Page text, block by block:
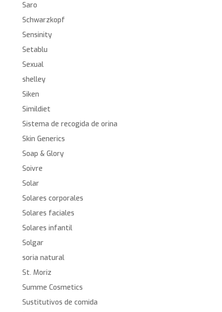
Saro
Schwarzkopf
Sensinity
Setablu
Sexual
shelley
Siken
Simildiet
Sistema de recogida de orina
Skin Generics
Soap & Glory
Soivre
Solar
Solares corporales
Solares faciales
Solares infantil
Solgar
soria natural
St. Moriz
Summe Cosmetics
Sustitutivos de comida